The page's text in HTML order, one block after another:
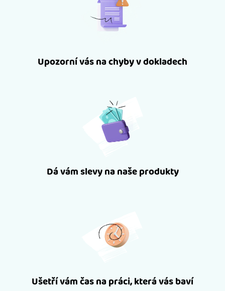
Upozorní vás na chyby v dokladech
Dá vám slevy na naše produkty
Ušetří vám čas na práci, která vás baví